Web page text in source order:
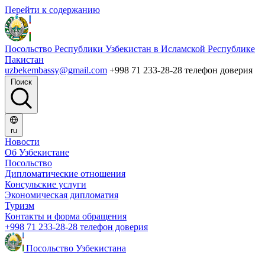
Перейти к содержанию
Посольство Республики Узбекистан в Исламской Республике
Пакистан
uzbekembassy@gmail.com +998 71 233-28-28 телефон доверия
Поиск
ru
Новости
Об Узбекистане
Посольство
Дипломатические отношения
Консульские услуги
Экономическая дипломатия
Туризм
Контакты и форма обращения
+998 71 233-28-28 телефон доверия
Посольство Узбекистана